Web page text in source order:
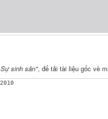
sinh sản", để tải tài liệu gốc về